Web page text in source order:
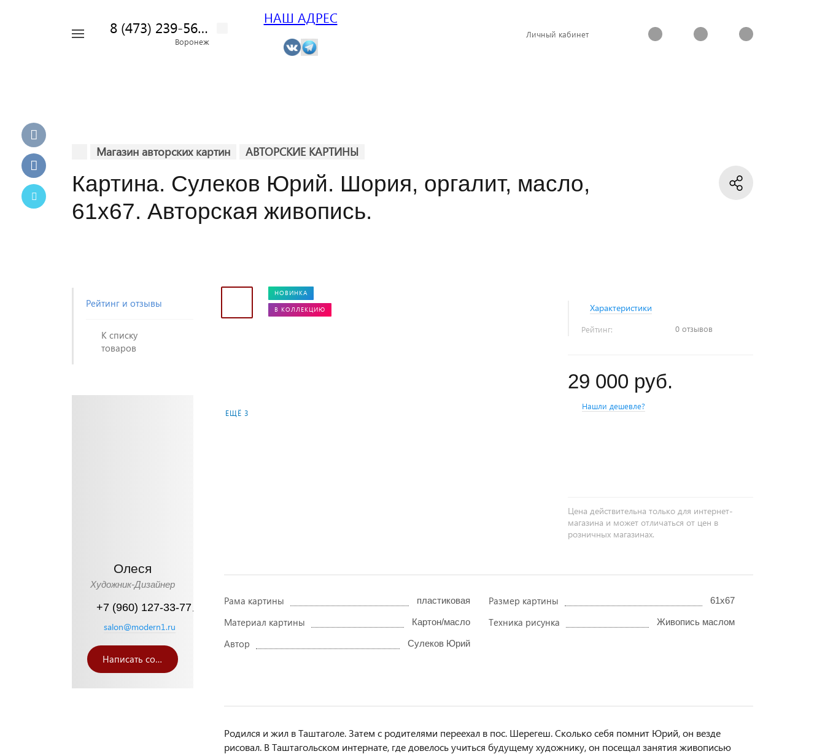
8 (473) 239-56-42
Воронеж
НАШ АДРЕС
Личный кабинет
Магазин авторских картин АВТОРСКИЕ КАРТИНЫ
Картина. Сулеков Юрий. Шория, оргалит, масло,
61х67. Авторская живопись.
Рейтинг и отзывы
К списку
товаров
Олеся
Художник-Дизайнер
+7 (960) 127-33-77
salon@modern1.ru
Написать сообщение
ЕЩЁ 3
НОВИНКА
В КОЛЛЕКЦИЮ Характеристики
Рейтинг: 0 отзывов
29 000 руб.
Нашли дешевле?
Цена действительна только для интернет-
магазина и может отличаться от цен в
розничных магазинах.
Рама картины пластиковая Размер картины 61х67
Материал картины Картон/масло Техника рисунка Живопись маслом
Автор Сулеков Юрий
Родился и жил в Таштаголе. Затем с родителями переехал в пос. Шерегеш. Сколько себя помнит Юрий, он везде
рисовал. В Таштагольском интернате, где довелось учиться будущему художнику, он посещал занятия живописью